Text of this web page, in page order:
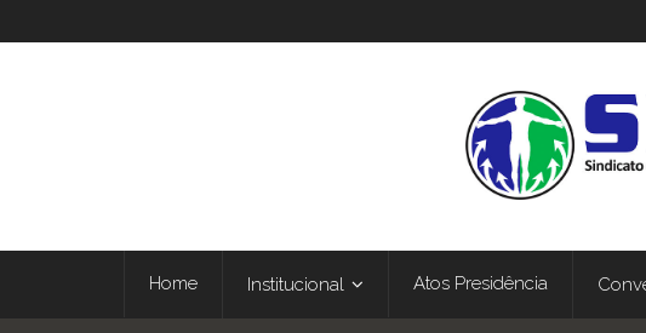
Home Institucional Atos Presidência